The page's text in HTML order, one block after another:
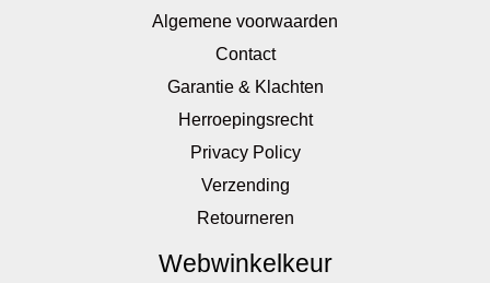
Algemene voorwaarden
Contact
Garantie & Klachten
Herroepingsrecht
Privacy Policy
Verzending
Retourneren
Webwinkelkeur